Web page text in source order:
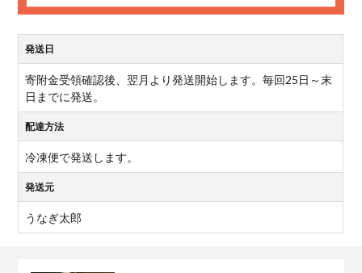
発送日
寄附金受領確認後、翌月より発送開始します。毎回25日～末
日までに発送。
配達方法
冷凍便で発送します。
発送元
うなぎ太郎